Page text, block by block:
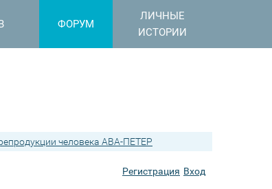
ФОРУМ
ЛИЧНЫЕ
ИСТОРИИ
человека АВА-ПЕТЕР
Регистрация Вход